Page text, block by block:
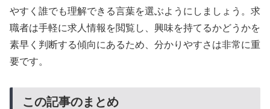
やすく誰でも理解できる言葉を選ぶようにしましょう。求
職者は手軽に求人情報を閲覧し、興味を持てるかどうかを
素早く判断する傾向にあるため、分かりやすさは非常に重
要です。
この記事のまとめ